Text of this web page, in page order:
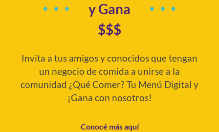
y Gana
$$$
Invita a tus amigos y conocidos que tengan
un negocio de comida a unirse a la
comunidad ¿Qué Comer? Tu Menú Digital y
¡Gana con nosotros!
Conocé más aquí